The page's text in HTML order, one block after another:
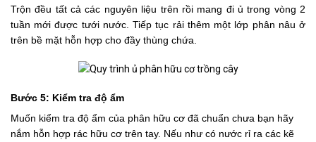
Trộn đều tất cả các nguyên liệu trên rồi mang đi ủ trong vòng 2
tuần mới được tưới nước. Tiếp tục rải thêm một lớp phân nâu ở
trên bề mặt hỗn hợp cho đầy thùng chứa.
Bước 5: Kiểm tra độ ẩm
Muốn kiểm tra độ ẩm của phân hữu cơ đã chuẩn chưa bạn hãy
nắm hỗn hợp rác hữu cơ trên tay. Nếu như có nước rỉ ra các kẽ